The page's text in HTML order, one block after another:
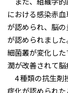
における感染⾚
が認められ、脳
が認められまし
細菌叢が変化し
潤が改善されて脳
4 種類の抗⽣剤
症化が認められ